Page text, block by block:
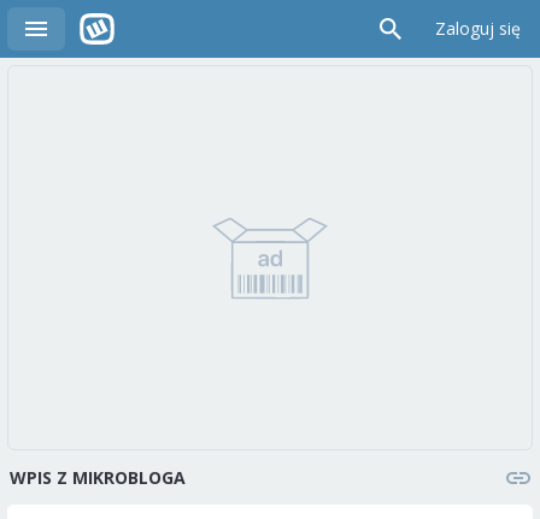
Zaloguj się
WPIS Z MIKROBLOGA